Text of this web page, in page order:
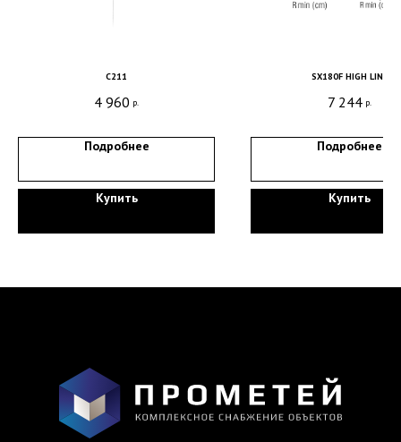
C211
4 960 р.
Подробнее
Купить
SX180F HIGH LINE
7 244 р.
Подробнее
Купить